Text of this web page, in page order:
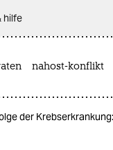
hilfe
nahost-konflikt
der